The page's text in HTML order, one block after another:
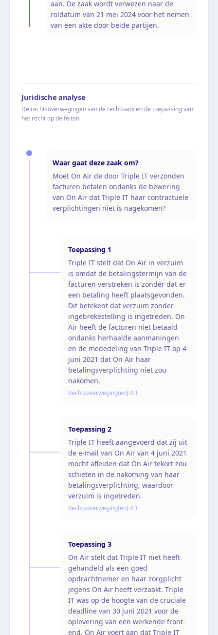
aan. De zaak wordt verwezen naar de
roldatum van 21 mei 2024 voor het nemen
van een akte door beide partijen.
Juridische analyse
De rechtsoverwegingen van de rechtbank en de toepassing van
het recht op de feiten
Waar gaat deze zaak om?
Moet On Air de door Triple IT verzonden
facturen betalen ondanks de bewering
van On Air dat Triple IT haar contractuele
verplichtingen niet is nagekomen?
Toepassing 1
Triple IT stelt dat On Air in verzuim
is omdat de betalingstermijn van de
facturen verstreken is zonder dat er
een betaling heeft plaatsgevonden.
Dit betekent dat verzuim zonder
ingebrekestelling is ingetreden. On
Air heeft de facturen niet betaald
ondanks herhaalde aanmaningen
en de mededeling van Triple IT op 4
juni 2021 dat On Air haar
betalingsverplichting niet zou
nakomen.
Rechtsoverweging(en):4.1
Toepassing 2
Triple IT heeft aangevoerd dat zij uit
de e-mail van On Air van 4 juni 2021
mocht afleiden dat On Air tekort zou
schieten in de nakoming van haar
betalingsverplichting, waardoor
verzuim is ingetreden.
Rechtsoverweging(en):4.1
Toepassing 3
On Air stelt dat Triple IT niet heeft
gehandeld als een goed
opdrachtnemer en haar zorgplicht
jegens On Air heeft verzaakt. Triple
IT was op de hoogte van de cruciale
deadline van 30 juni 2021 voor de
oplevering van een werkende front-
end. On Air voert aan dat Triple IT